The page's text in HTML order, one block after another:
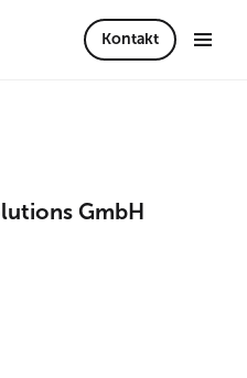
Kontakt
GmbH